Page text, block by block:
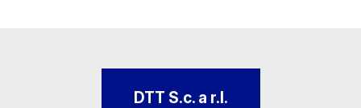
DTT S.c. a r.l.